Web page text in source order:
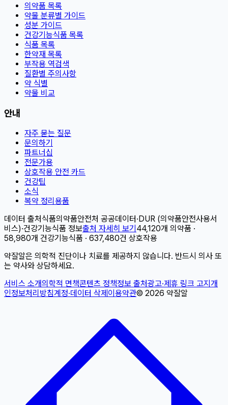
의약품 목록
약물 분류별 가이드
성분 가이드
건강기능식품 목록
식품 목록
한약재 목록
부작용 역검색
질환별 주의사항
약 식별
약물 비교
안내
자주 묻는 질문
문의하기
파트너십
전문가용
상호작용 안전 카드
건강팁
소식
복약 정리용품
데이터 출처 식품의약품안전처 공공데이터 · DUR (의약품안전사용서
비스)·건강기능식품 정보출처 자세히 보기 44,120개 의약품 ·
58,980개 건강기능식품 · 637,480건 상호작용
약잘알은 의학적 진단이나 치료를 제공하지 않습니다. 반드시 의사 또
는 약사와 상담하세요.
서비스 소개의학적 면책콘텐츠 정책정보 출처광고·제휴 링크 고지 개
인정보처리방침계정·데이터 삭제 이용약관© 2026 약잘알